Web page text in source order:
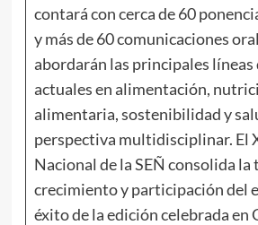
contará con cerca de 60
y más de 60 comunicaciones
abordarán las principales
actuales en alimentación,
alimentaria, sostenibilidad y
perspectiva multidisciplinar. El
Nacional de la SEÑ consolida
crecimiento y participación del
éxito de la edición celebrada en